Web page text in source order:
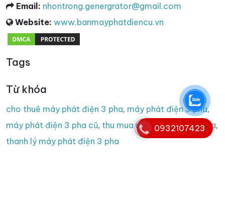
Email: nhontrong.genergrator@gmail.com
Website: www.banmayphatdiencu.vn
Tags
Từ khóa
cho thuê máy phát điện 3 pha, máy phát điện 3 pha,
máy phát điện 3 pha cũ, thu mua máy phát điện 3 pha,
thanh lý máy phát điện 3 pha
0932107423